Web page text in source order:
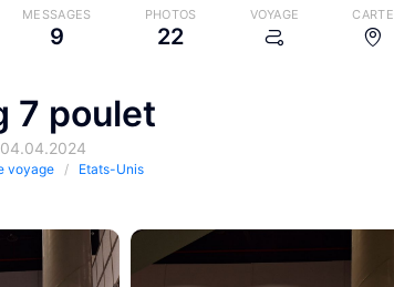
MESSAGES
9
PHOTOS
22
VOYAGE CARTE
7 poulet
voyage Etats-Unis